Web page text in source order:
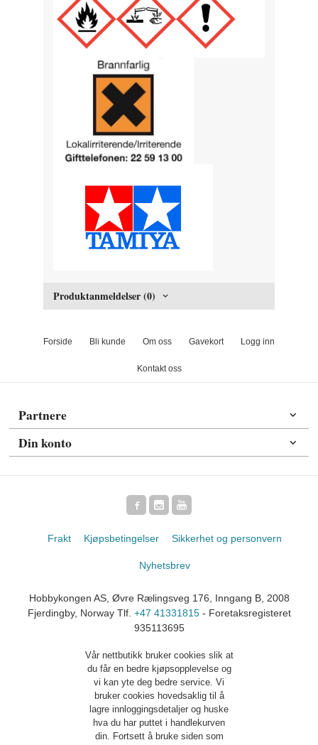
Produktanmeldelser (0)
Forside Bli kunde Om oss Gavekort Logg inn
Kontakt oss
Partnere
Din konto
Frakt Kjøpsbetingelser Sikkerhet og personvern
Nyhetsbrev
Hobbykongen AS, Øvre Rælingsveg 176, Inngang B, 2008
Fjerdingby, Norway Tlf. +47 41331815- Foretaksregisteret
935113695
Vår nettbutikk bruker cookies slik at
du får en bedre kjøpsopplevelse og
vi kan yte deg bedre service. Vi
bruker cookies hovedsaklig til å
lagre innloggingsdetaljer og huske
hva du har puttet i handlekurven
din. Fortsett å bruke siden som